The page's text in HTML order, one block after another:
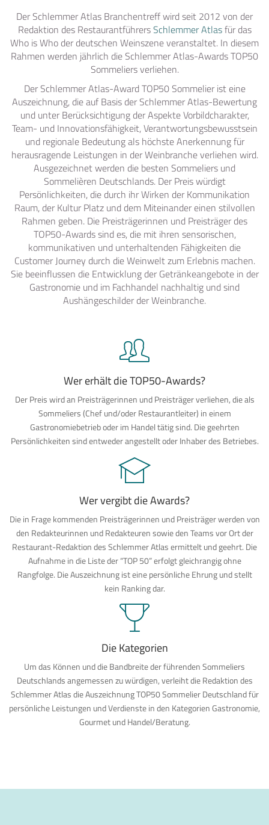
Der Schlemmer Atlas Branchentreff wird seit 2012 von der
Redaktion des RestaurantführersSchlemmer Atlasfür das
Who is Who der deutschen Weinszene veranstaltet. In diesem
Rahmen werden jährlich die Schlemmer Atlas-Awards TOP50
Sommeliers verliehen.
Der Schlemmer Atlas-Award TOP50 Sommelier ist eine
Auszeichnung, die auf Basis der Schlemmer Atlas-Bewertung
und unter Berücksichtigung der Aspekte Vorbildcharakter,
Team- und Innovationsfähigkeit, Verantwortungsbewusstsein
und regionale Bedeutung als höchste Anerkennung für
herausragende Leistungen in der Weinbranche verliehen wird.
Ausgezeichnet werden die besten Sommeliers und
Sommelièren Deutschlands. Der Preis würdigt
Persönlichkeiten, die durch ihr Wirken der Kommunikation
Raum, der Kultur Platz und dem Miteinander einen stilvollen
Rahmen geben. Die Preisträgerinnen und Preisträger des
TOP50-Awards sind es, die mit ihren sensorischen,
kommunikativen und unterhaltenden Fähigkeiten die
Customer Journey durch die Weinwelt zum Erlebnis machen.
Sie beeinflussen die Entwicklung der Getränkeangebote in der
Gastronomie und im Fachhandel nachhaltig und sind
Aushängeschilder der Weinbranche.
Wer erhält die TOP50-Awards?
Der Preis wird an Preisträgerinnen und Preisträger verliehen, die als
Sommeliers (Chef und/oder Restaurantleiter) in einem
Gastronomiebetrieb oder im Handel tätig sind. Die geehrten
Persönlichkeiten sind entweder angestellt oder Inhaber des Betriebes.
Wer vergibt die Awards?
Die in Frage kommenden Preisträgerinnen und Preisträger werden von
den Redakteurinnen und Redakteuren sowie den Teams vor Ort der
Restaurant-Redaktion des Schlemmer Atlas ermittelt und geehrt. Die
Aufnahme in die Liste der “TOP 50” erfolgt gleichrangig ohne
Rangfolge. Die Auszeichnung ist eine persönliche Ehrung und stellt
kein Ranking dar.
Die Kategorien
Um das Können und die Bandbreite der führenden Sommeliers
Deutschlands angemessen zu würdigen, verleiht die Redaktion des
Schlemmer Atlas die Auszeichnung TOP50 Sommelier Deutschland für
persönliche Leistungen und Verdienste in den Kategorien Gastronomie,
Gourmet und Handel/Beratung.